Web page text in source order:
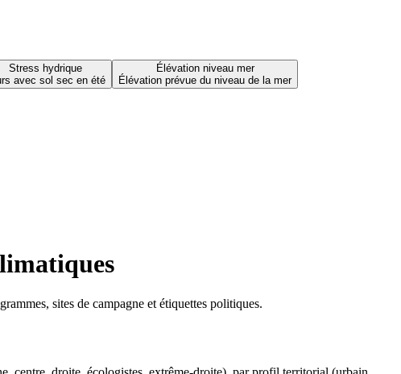
Stress hydrique
avec sol sec en été
Élévation niveau mer
Élévation prévue du niveau de la mer
sites de campagne et étiquettes politiques.